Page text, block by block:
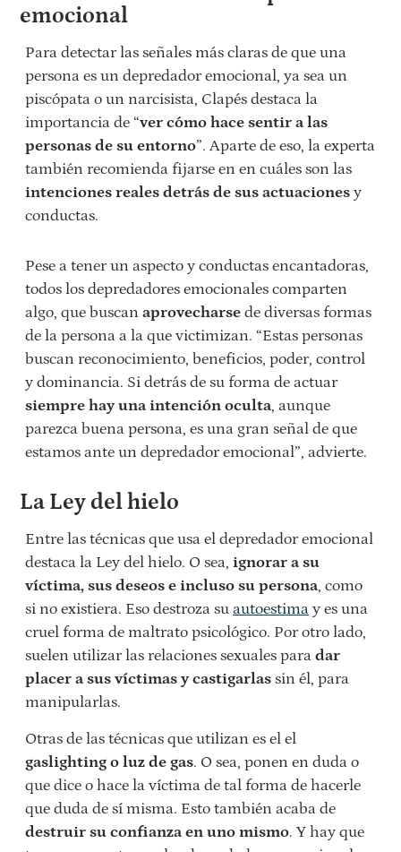
emocional
Para detectar las señales más claras de que una
persona es un depredador emocional, ya sea un
piscópata o un narcisista, Clapés destaca la
importancia de “ver cómo hace sentir a las
personas de su entorno”. Aparte de eso, la experta
también recomienda fijarse en en cuáles son las
intenciones reales detrás de sus actuaciones y
conductas.
Pese a tener un aspecto y conductas encantadoras,
todos los depredadores emocionales comparten
algo, que buscan aprovecharse de diversas formas
de la persona a la que victimizan. “Estas personas
buscan reconocimiento, beneficios, poder, control
y dominancia. Si detrás de su forma de actuar
siempre hay una intención oculta, aunque
parezca buena persona, es una gran señal de que
estamos ante un depredador emocional”, advierte.
La Ley del hielo
Entre las técnicas que usa el depredador emocional
destaca la Ley del hielo. O sea, ignorar a su
víctima, sus deseos e incluso su persona, como
si no existiera. Eso destroza su autoestima y es una
cruel forma de maltrato psicológico. Por otro lado,
suelen utilizar las relaciones sexuales para dar
placer a sus víctimas y castigarlas sin él, para
manipularlas.
Otras de las técnicas que utilizan es el el
gaslighting o luz de gas. O sea, ponen en duda o
que dice o hace la víctima de tal forma de hacerle
que duda de sí misma. Esto también acaba de
destruir su confianza en uno mismo. Y hay que